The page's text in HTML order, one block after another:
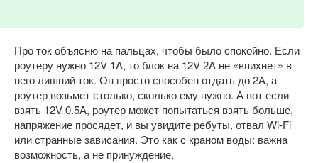
Про ток объясню на пальцах, чтобы было спокойно. Если
роутеру нужно 12V 1A, то блок на 12V 2A не «впихнет» в
него лишний ток. Он просто способен отдать до 2A, а
роутер возьмет столько, сколько ему нужно. А вот если
взять 12V 0.5A, роутер может попытаться взять больше,
напряжение просядет, и вы увидите ребуты, отвал Wi-Fi
или странные зависания. Это как с краном воды: важна
возможность, а не принуждение.